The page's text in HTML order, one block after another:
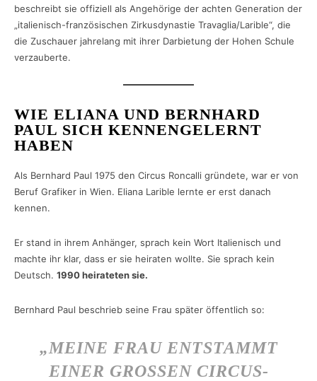
beschreibt sie offiziell als Angehörige der achten Generation der
„italienisch-französischen Zirkusdynastie Travaglia/Larible“, die
die Zuschauer jahrelang mit ihrer Darbietung der Hohen Schule
verzauberte.
WIE ELIANA UND BERNHARD
PAUL SICH KENNENGELERNT
HABEN
Als Bernhard Paul 1975 den Circus Roncalli gründete, war er von
Beruf Grafiker in Wien. Eliana Larible lernte er erst danach
kennen.
Er stand in ihrem Anhänger, sprach kein Wort Italienisch und
machte ihr klar, dass er sie heiraten wollte. Sie sprach kein
Deutsch. 1990 heirateten sie.
Bernhard Paul beschrieb seine Frau später öffentlich so:
„MEINE FRAU ENTSTAMMT
EINER GROSSEN CIRCUS-D